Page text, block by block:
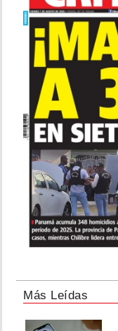
Más Leídas